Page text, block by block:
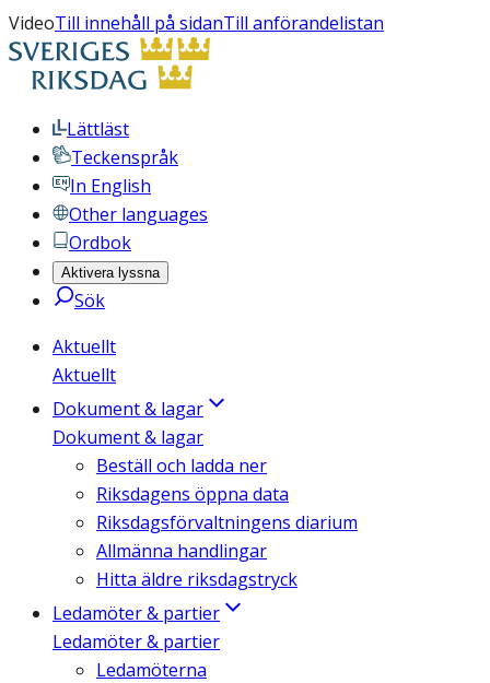
VideoTill innehåll på sidanTill anförandelistan
Lättläst
Teckenspråk
In English
Other languages
Ordbok
Aktivera lyssna
Sök
Aktuellt
Aktuellt
Dokument & lagar
Dokument & lagar
Beställ och ladda ner
Riksdagens öppna data
Riksdagsförvaltningens diarium
Allmänna handlingar
Hitta äldre riksdagstryck
Ledamöter & partier
Ledamöter & partier
Ledamöterna